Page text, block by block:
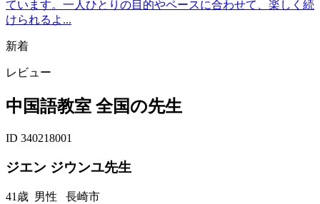
ています。一人ひとりの目的やペースに合わせて、楽しく続
けられるよ...
新着
レビュー
中国語教室 全国の先生
ID 340218001
ジエン ジウンユ先生
41歳 男性 長崎市